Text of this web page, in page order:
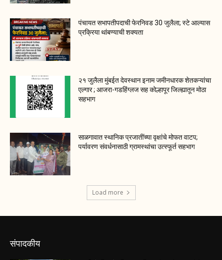
पंचायत सभापतीपदाची फेरनिवड 30 जुलैला; स्टे आल्यास
प्रक्रिया थांबण्याची शक्यता
२१ जुलैला मुंबईत देवस्थान इनाम जमीनधारक शेतकऱ्यांचा
एल्गार ; आजरा-गडहिंग्लज सह कोल्हापूर जिल्ह्यातून मोठा
सहभाग
साळगावात स्थानिक प्रजातींच्या वृक्षांचे मोफत वाटप;
पर्यावरण संवर्धनासाठी ग्रामस्थांचा उत्स्फूर्त सहभाग
Load more
संपादकीय